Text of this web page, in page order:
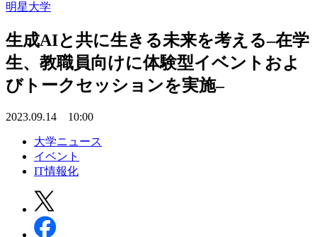
明星大学
生成AIと共に生きる未来を考える–在学
生、教職員向けに体験型イベントおよ
びトークセッションを実施–
2023.09.14 10:00
大学ニュース
イベント
IT情報化